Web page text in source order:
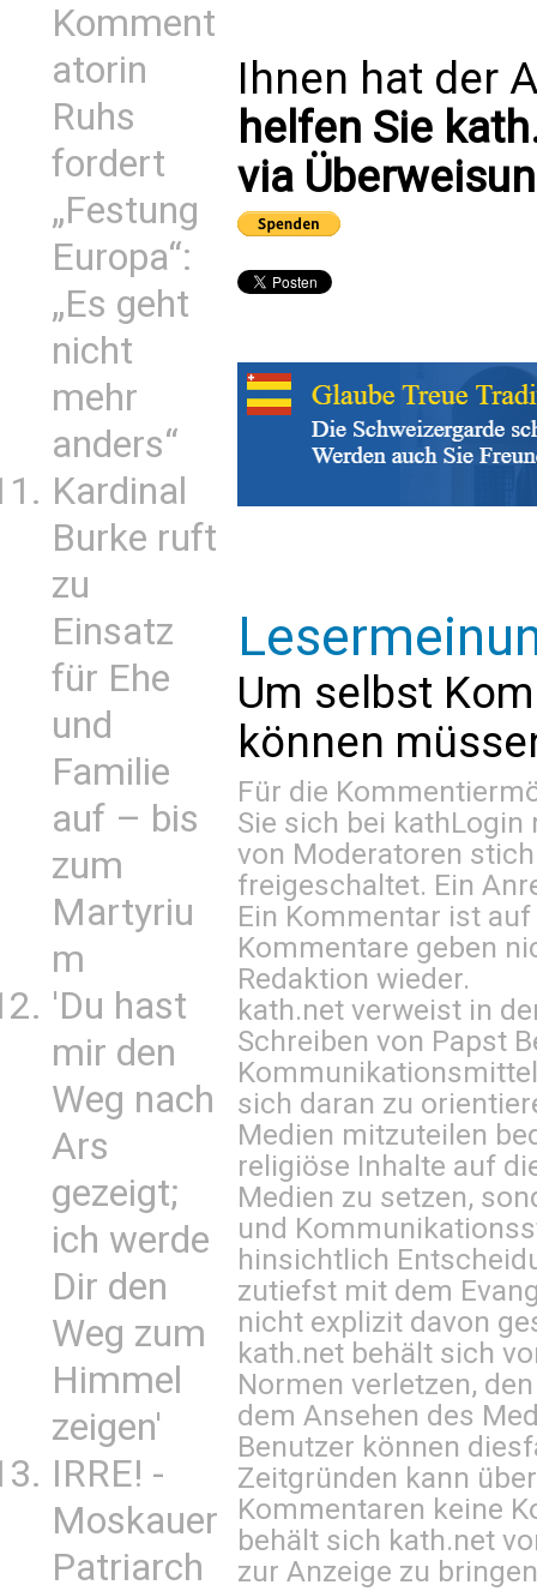
Komment
atorin
Ruhs
fordert
„Festung
Europa“:
„Es geht
nicht
mehr
anders“
Kardinal
Burke ruft
zu
Einsatz
für Ehe
und
Familie
auf – bis
zum
Martyriu
m
'Du hast
mir den
Weg nach
Ars
gezeigt;
ich werde
Dir den
Weg zum
Himmel
zeigen'
IRRE! -
Moskauer
Patriarch
Ihnen hat der
helfen Sie
via
Um selbst
können
Für die
Sie sich bei kathLogin
von Moderatoren
freigeschaltet. Ein
Ein Kommentar ist
Kommentare geben
Redaktion wieder.
kath.net verweist in
Schreiben von Papst
sich daran zu
Medien mitzuteilen
religiöse Inhalte auf
Medien zu setzen,
und
hinsichtlich
zutiefst mit dem
nicht explizit davon
kath.net behält sich
Normen verletzen,
dem Ansehen des
Benutzer können
Zeitgründen kann
Kommentaren keine
behält sich kath.net
zur Anzeige zu